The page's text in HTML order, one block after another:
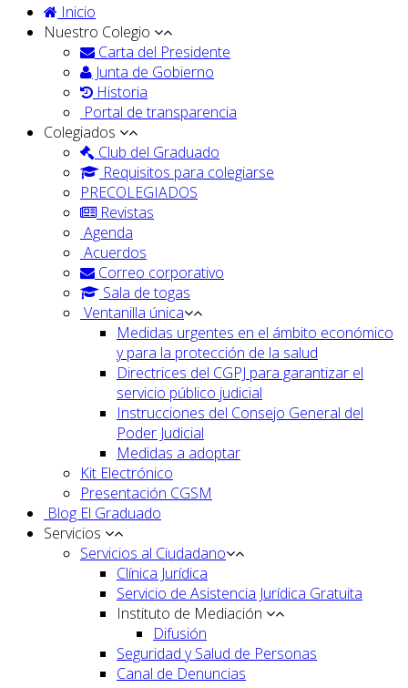
Inicio
Nuestro Colegio
Carta del Presidente
Junta de Gobierno
Historia
Portal de transparencia
Colegiados
Club del Graduado
Requisitos para colegiarse
PRECOLEGIADOS
Revistas
Agenda
Acuerdos
Correo corporativo
Sala de togas
Ventanilla única
Medidas urgentes en el ámbito económico
y para la protección de la salud
Directrices del CGPJ para garantizar el
servicio público judicial
Instrucciones del Consejo General del
Poder Judicial
Medidas a adoptar
Kit Electrónico
Presentación CGSM
Blog El Graduado
Servicios
Servicios al Ciudadano
Clínica Jurídica
Servicio de Asistencia Jurídica Gratuita
Instituto de Mediación
Difusión
Seguridad y Salud de Personas
Canal de Denuncias